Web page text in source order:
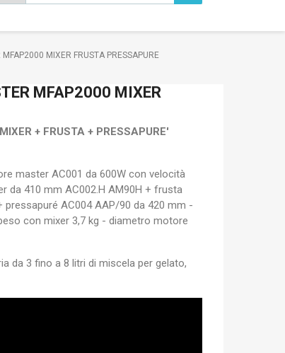
MIXER FRUSTA PRESSAPURE
MFAP2000 MIXER
+ FRUSTA + PRESSAPURE'
master AC001 da 600W con velocità
da 410 mm AC002.H AM90H + frusta
AC004 AAP/90 da 420 mm -
con mixer 3,7 kg - diametro motore
da 3 fino a 8 litri di miscela per gelato,